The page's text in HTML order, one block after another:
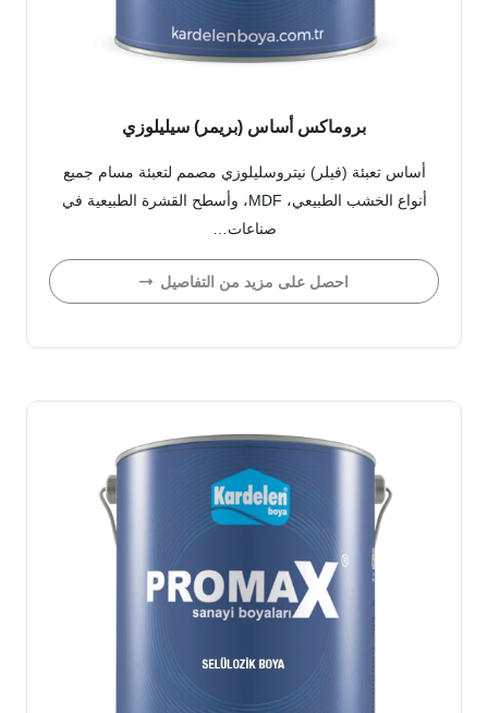
بروماكس أساس (بريمر) سيليلوزي
أساس تعبئة (فيلر) نيتروسليلوزي مصمم لتعبئة مسام جميع
أنواع الخشب الطبيعي، MDF، وأسطح القشرة الطبيعية في
صناعات…
احصل على مزيد من التفاصيل